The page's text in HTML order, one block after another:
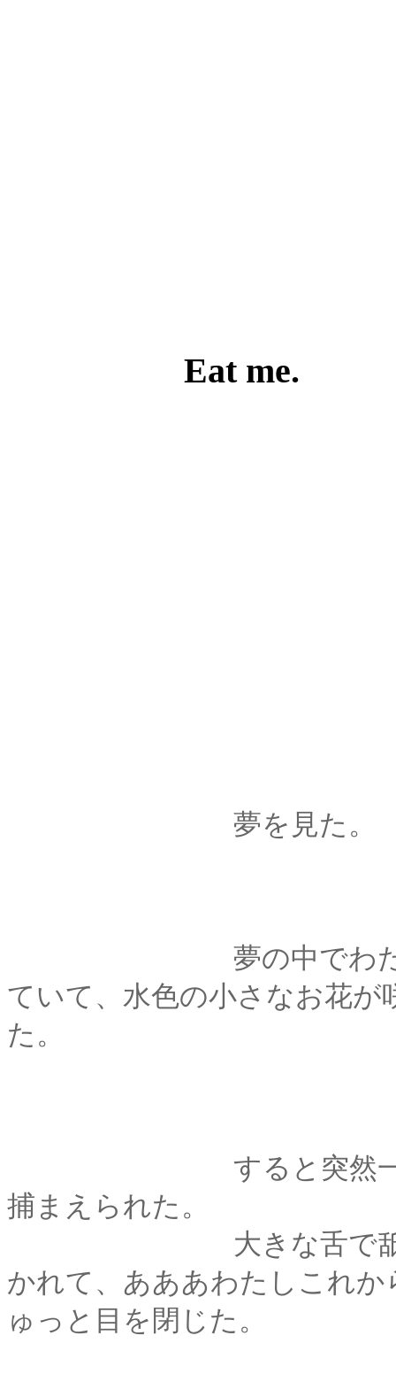
Eat me.
夢を見た。
夢の中でわたしはふ
ていて、水色の小さなお花
た。
すると突然一匹の狼
捕まえられた。
大きな舌で舐められ
かれて、あああわたしこれ
ゅっと目を閉じた。